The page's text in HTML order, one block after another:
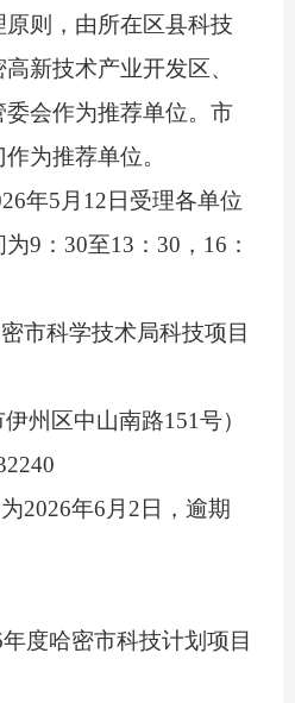
则，由所在区县科技
高新技术产业开发区、
委会作为推荐单位。市
作为推荐单位。
年5月 12 日受理各单位
为9 ： 30至13 ： 30 ， 16 ：
市科学技术局科技项目
伊州区中山南路151号）
2026年6月2 日，逾期
度哈密市科技计划项目